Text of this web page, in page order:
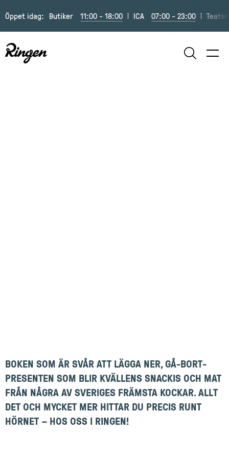
Öppet idag: Butiker 11:00 - 18:00 ICA 07:00 - 23:00
SÖK
BOKEN SOM ÄR SVÅR ATT LÄGGA NER, GÅ-BORT-
PRESENTEN SOM BLIR KVÄLLENS SNACKIS OCH MAT
FRÅN NÅGRA AV SVERIGES FRÄMSTA KOCKAR. ALLT
DET OCH MYCKET MER HITTAR DU PRECIS RUNT
HÖRNET – HOS OSS I RINGEN!